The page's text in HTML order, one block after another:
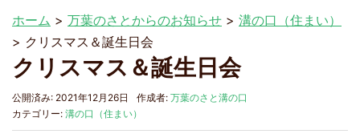
ホーム > 万葉のさとからのお知らせ > 溝の口（住まい）
> クリスマス＆誕生日会
クリスマス＆誕生日会
公開済み: 2021年12月26日 作成者: 万葉のさと溝の口
カテゴリー: 溝の口（住まい）